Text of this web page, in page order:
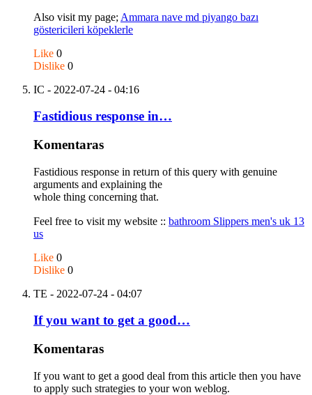
Also visit my page; Ammara nave md piyango bazı
göstericileri köpeklerle
Like 0
Dislike 0
IC - 2022-07-24 - 04:16
Fastidious response in…
Komentaras
Fastidious response in retᥙrn of this query with genuine
arguments and explaining the
wһole thing concerning that.
Feel free tߋ visit my website :: bathroom Slippers men's uk 13
us
Like 0
Dislike 0
TE - 2022-07-24 - 04:07
If you want to get a good…
Komentaras
If you want to get a good deal from this article then you have
to apply such strategies to your won weblog.